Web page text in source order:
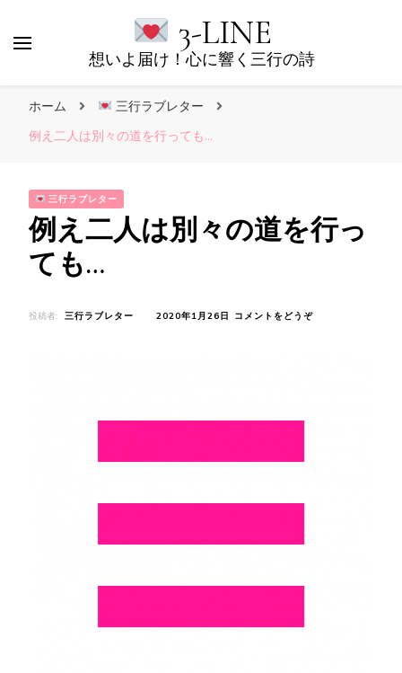
3-LINE
想いよ届け！心に響く三行の詩
ホーム
三行ラブレター
例え二人は別々の道を行っても…
三行ラブレター
例え二人は別々の道を行っ
ても…
投稿者: 三行ラブレター 2020年1月26日 コメントをどうぞ(例